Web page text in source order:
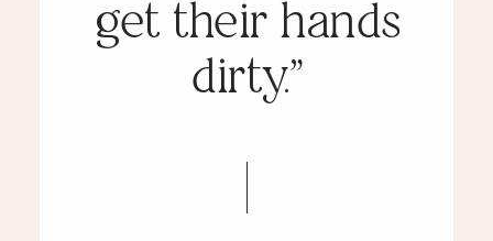
get their hands
dirty.”